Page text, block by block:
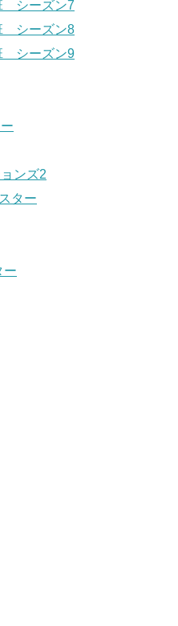
シーズン7
シーズン8
シーズン9
ンズ2
ター
ー